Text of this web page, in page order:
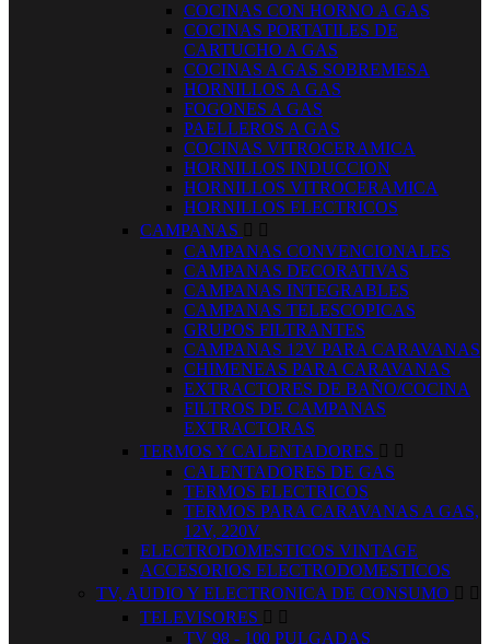
COCINAS CON HORNO A GAS
COCINAS PORTATILES DE
CARTUCHO A GAS
COCINAS A GAS SOBREMESA
HORNILLOS A GAS
FOGONES A GAS
PAELLEROS A GAS
COCINAS VITROCERAMICA
HORNILLOS INDUCCION
HORNILLOS VITROCERAMICA
HORNILLOS ELECTRICOS
CAMPANAS  
CAMPANAS CONVENCIONALES
CAMPANAS DECORATIVAS
CAMPANAS INTEGRABLES
CAMPANAS TELESCOPICAS
GRUPOS FILTRANTES
CAMPANAS 12V PARA CARAVANAS
CHIMENEAS PARA CARAVANAS
EXTRACTORES DE BAÑO/COCINA
FILTROS DE CAMPANAS
EXTRACTORAS
TERMOS Y CALENTADORES  
CALENTADORES DE GAS
TERMOS ELECTRICOS
TERMOS PARA CARAVANAS A GAS,
12V, 220V
ELECTRODOMESTICOS VINTAGE
ACCESORIOS ELECTRODOMESTICOS
TV, AUDIO Y ELECTRONICA DE CONSUMO  
TELEVISORES  
TV 98 - 100 PULGADAS